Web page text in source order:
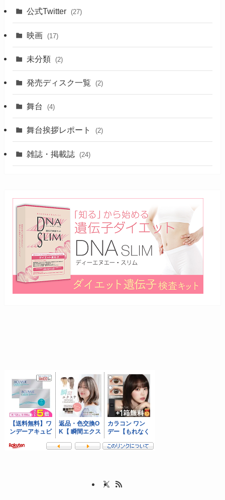
公式Twitter (27)
映画 (17)
未分類 (2)
発売ディスク一覧 (2)
舞台 (4)
舞台挨拶レポート (2)
雑誌・掲載誌 (24)